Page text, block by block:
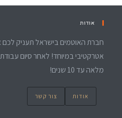
אודות
חברת האוטמים בישראל תעניק לכם
אטרקטיבי במיוחד! לאחר סיום
מלאה עד 10 שנים!
אודות צור קשר